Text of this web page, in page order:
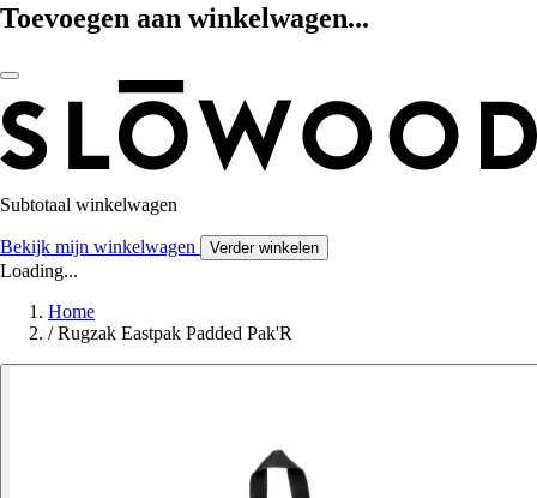
Toevoegen aan winkelwagen...
Subtotaal winkelwagen
Bekijk mijn winkelwagen Verder winkelen
Loading...
Home
/ Rugzak Eastpak Padded Pak'R